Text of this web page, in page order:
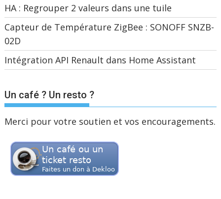
HA : Regrouper 2 valeurs dans une tuile
Capteur de Température ZigBee : SONOFF SNZB-
02D
Intégration API Renault dans Home Assistant
Un café ? Un resto ?
Merci pour votre soutien et vos encouragements.